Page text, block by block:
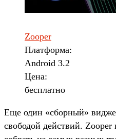
Zooper
Платформа:
Android 3.2
Цена:
бесплатно
Еще один «сборный»
свободой действий. Zooper